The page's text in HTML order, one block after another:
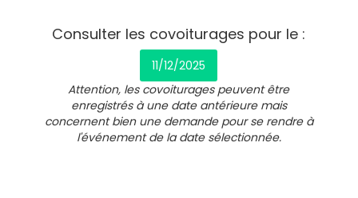
Consulter les covoiturages pour le :
11/12/2025
Attention, les covoiturages peuvent être
enregistrés à une date antérieure mais
concernent bien une demande pour se rendre à
l'événement de la date sélectionnée.